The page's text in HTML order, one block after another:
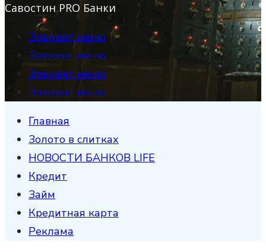
Савостин PRO Банки
Элемент меню
Элемент меню
Элемент меню
Элемент меню
Главная
Золото в слитках
НОВОСТИ БАНКОВ LIFE
Кредит
Займ
Кредитная карта
Реклама